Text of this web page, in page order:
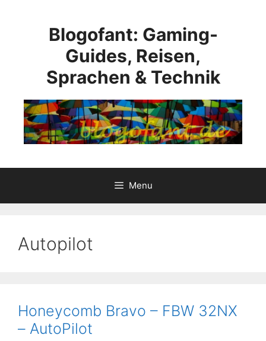
Blogofant: Gaming-
Guides, Reisen,
Sprachen & Technik
Menu
Autopilot
Honeycomb Bravo – FBW 32NX
– AutoPilot